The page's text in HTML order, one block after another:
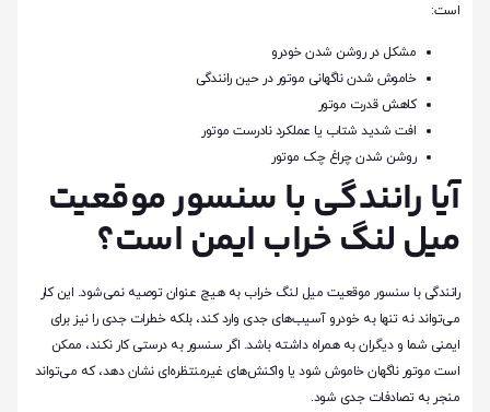
است:
مشکل در روشن شدن خودرو
خاموش شدن ناگهانی موتور در حین رانندگی
کاهش قدرت موتور
افت شدید شتاب یا عملکرد نادرست موتور
روشن شدن چراغ چک موتور
آیا رانندگی با سنسور موقعیت
میل لنگ خراب ایمن است؟
رانندگی با سنسور موقعیت میل لنگ خراب به هیچ عنوان توصیه نمی‌شود. این کار
می‌تواند نه تنها به خودرو آسیب‌های جدی وارد کند، بلکه خطرات جدی را نیز برای
ایمنی شما و دیگران به همراه داشته باشد. اگر سنسور به درستی کار نکند، ممکن
است موتور ناگهان خاموش شود یا واکنش‌های غیرمنتظره‌ای نشان دهد، که می‌تواند
منجر به تصادفات جدی شود.